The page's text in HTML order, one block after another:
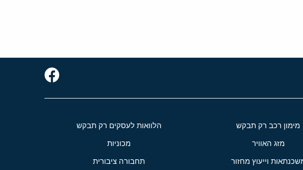
מימון רכב רק תבקש הלוואות לעסקים רק תבקש
מזג האוויר מכוניות
וייעוץ מחזור תחבורה ציבורית